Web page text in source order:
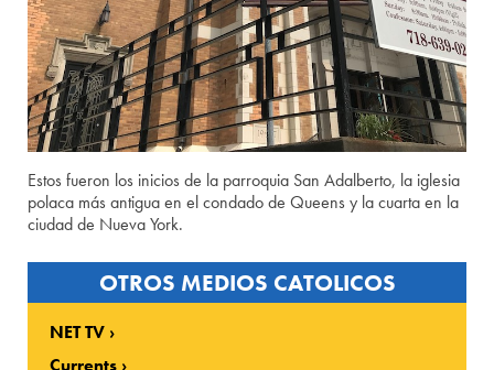
Estos fueron los inicios de la parroquia San Adalberto, la iglesia
polaca más antigua en el condado de Queens y la cuarta en la
ciudad de Nueva York.
OTROS MEDIOS CATOLICOS
NET TV